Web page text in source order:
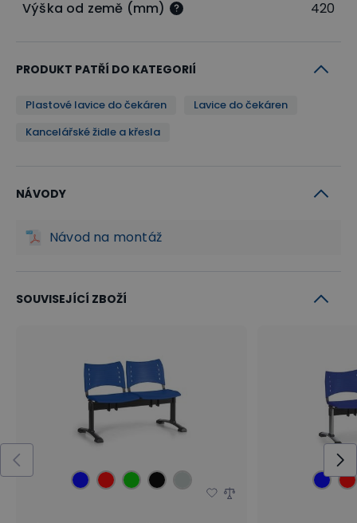
Výška od země (mm)
420
PRODUKT PATŘÍ DO KATEGORIÍ
Plastové lavice do čekáren
Lavice do čekáren
Kancelářské židle a křesla
NÁVODY
Návod na montáž
SOUVISEJÍCÍ ZBOŽÍ